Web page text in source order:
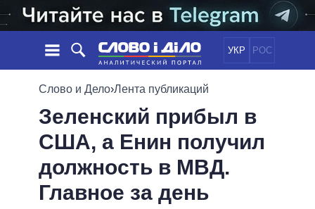
УКР РОС
НОВОСТИ
ЛЕНТА
СОБЫТИЯ
СТАТЬИ
ОБЗОРЫ
ПОЛИТИКА
ЭКОНОМИКА
ОБЩЕСТВО
ОБЕЩАНИЯ
ПОЛИТИКИ
ПРЕЗИДЕНТ И ОФИС
Слово и Дело›Лента публикаций
Зеленский прибыл в
США, а Енин получил
должность в МВД.
Главное за день